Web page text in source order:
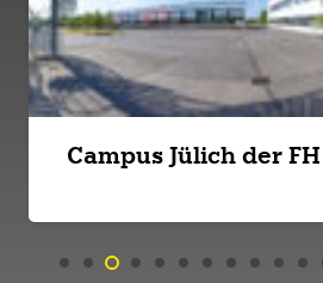
Campus Jülich der